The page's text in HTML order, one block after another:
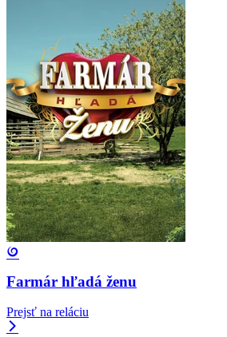
Farmár hľadá ženu
Prejsť na reláciu